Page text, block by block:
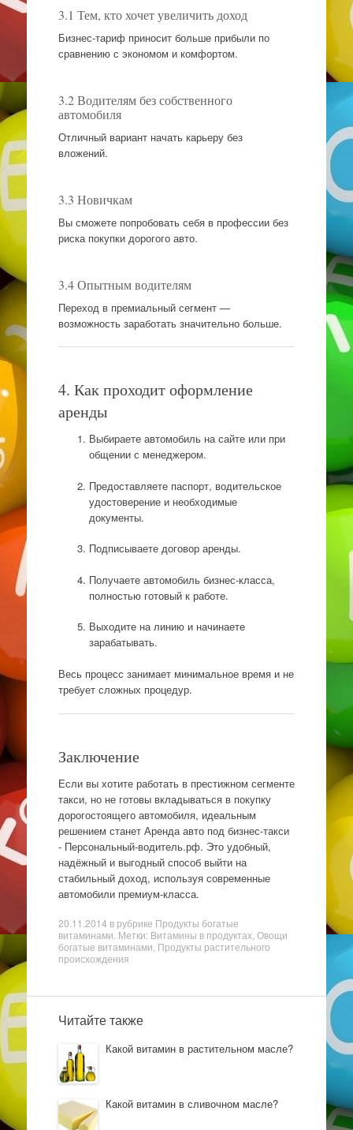
3.1 Тем, кто хочет увеличить доход
Бизнес-тариф приносит больше прибыли по
сравнению с экономом и комфортом.
3.2 Водителям без собственного
автомобиля
Отличный вариант начать карьеру без
вложений.
3.3 Новичкам
Вы сможете попробовать себя в профессии без
риска покупки дорогого авто.
3.4 Опытным водителям
Переход в премиальный сегмент —
возможность заработать значительно больше.
4. Как проходит оформление
аренды
Выбираете автомобиль на сайте или при
общении с менеджером.
Предоставляете паспорт, водительское
удостоверение и необходимые
документы.
Подписываете договор аренды.
Получаете автомобиль бизнес-класса,
полностью готовый к работе.
Выходите на линию и начинаете
зарабатывать.
Весь процесс занимает минимальное время и не
требует сложных процедур.
Заключение
Если вы хотите работать в престижном сегменте
такси, но не готовы вкладываться в покупку
дорогостоящего автомобиля, идеальным
решением станет Аренда авто под бизнес-такси
- Персональный-водитель.рф. Это удобный,
надёжный и выгодный способ выйти на
стабильный доход, используя современные
автомобили премиум-класса.
20.11.2014 в рубрике Продукты богатые
витаминами . Метки: Витамины в продуктах, Овощи
богатые витаминами, Продукты растительного
происхождения
Читайте также
Какой витамин в растительном масле?
Какой витамин в сливочном масле?